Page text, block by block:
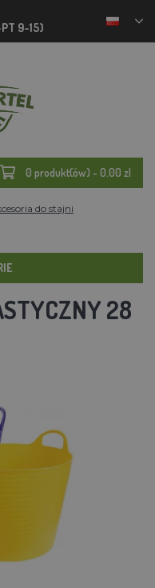
9-15)
0 produkt(ów) - 0.00 zl
do stajni
28